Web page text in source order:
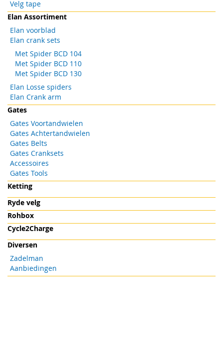
Velg tape
Elan Assortiment
Elan voorblad
Elan crank sets
Met Spider BCD 104
Met Spider BCD 110
Met Spider BCD 130
Elan Losse spiders
Elan Crank arm
Gates
Gates Voortandwielen
Gates Achtertandwielen
Gates Belts
Gates Cranksets
Accessoires
Gates Tools
Ketting
Ryde velg
Rohbox
Cycle2Charge
Diversen
Zadelman
Aanbiedingen